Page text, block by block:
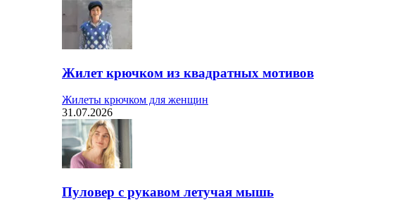
Жилет крючком из квадратных мотивов
Жилеты крючком для женщин
31.07.2026
Пуловер с рукавом летучая мышь